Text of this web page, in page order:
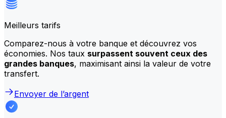
Meilleurs tarifs
Comparez-nous à votre banque et découvrez vos
économies. Nos taux surpassent souvent ceux des
grandes banques, maximisant ainsi la valeur de votre
transfert.
Envoyer de l’argent